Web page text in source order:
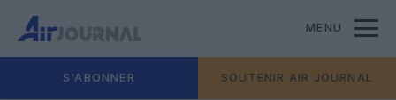
MENU
S'ABONNER SOUTENIR AIR JOURNAL